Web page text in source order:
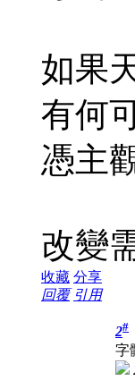
如果
有何
憑主
改變
收藏 分享
回覆 引用
2#
字